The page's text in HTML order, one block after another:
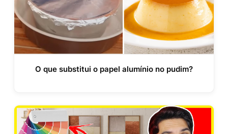
O que substitui o papel alumínio no pudim?